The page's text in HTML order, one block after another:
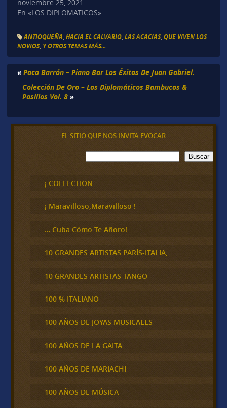
noviembre 25, 2021
En «LOS DIPLOMATICOS»
ANTIOQUEÑA HACIA EL CALVARIO, LAS ACACIAS, QUE VIVEN LOS
NOVIOS, Y OTROS TEMAS MÁS...
« Paco Barrón – Piano Bar Los Éxitos De Juan Gabriel.
Colección De Oro – Los Diplomáticos Bambucos &
Pasillos Vol. 8 »
EL SITIO QUE NOS INVITA EVOCAR
B
u
c
a
Buscar
¡ COLLECTION
¡ Maravilloso,Maravilloso !
… Cuba Cómo Te Añoro!
10 GRANDES ARTISTAS PARÍS-ITALIA,
10 GRANDES ARTISTAS TANGO
100 % ITALIANO
100 AÑOS DE JOYAS MUSICALES
100 AÑOS DE LA GAITA
100 AÑOS DE MARIACHI
100 AÑOS DE MÚSICA